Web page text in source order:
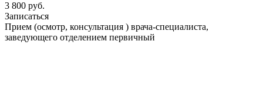
3 800 руб.
Записаться
Прием (осмотр, консультация ) врача-специалиста,
заведующего отделением первичный